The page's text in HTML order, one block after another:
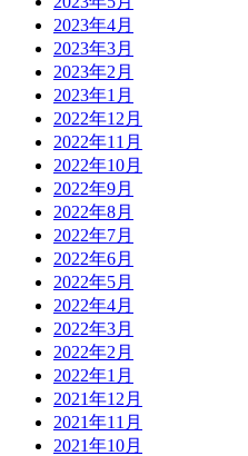
2023年4月
2023年3月
2023年2月
2023年1月
2022年12月
2022年11月
2022年10月
2022年9月
2022年8月
2022年7月
2022年6月
2022年5月
2022年4月
2022年3月
2022年2月
2022年1月
2021年12月
2021年11月
2021年10月